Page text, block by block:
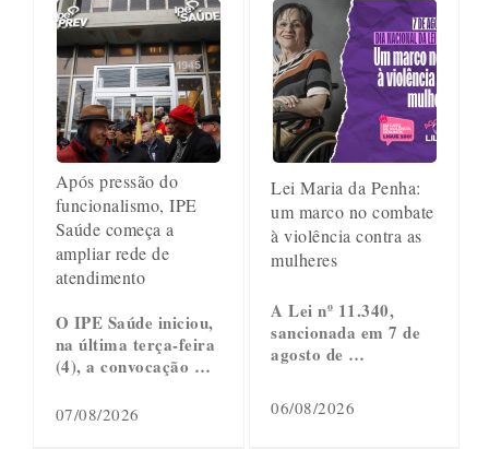
Após pressão do
funcionalismo, IPE
Saúde começa a
ampliar rede de
atendimento
O IPE Saúde iniciou,
na última terça-feira
(4), a convocação …
07/08/2026
Lei Maria da Penha:
um marco no combate
à violência contra as
mulheres
A Lei nº 11.340,
sancionada em 7 de
agosto de …
06/08/2026